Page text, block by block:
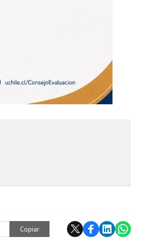
Copiar